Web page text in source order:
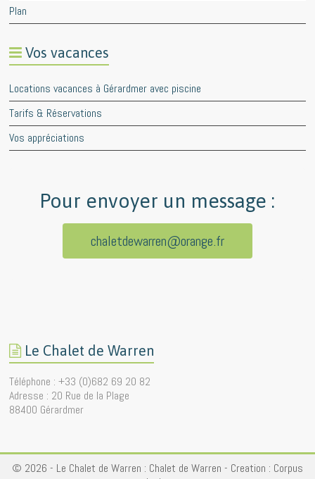
Plan
Vos vacances
Locations vacances à Gérardmer avec piscine
Tarifs & Réservations
Vos appréciations
Pour envoyer un message :
chaletdewarren@orange.fr
Le Chalet de Warren
Téléphone : +33 (0)682 69 20 82
Adresse : 20 Rue de la Plage
88400 Gérardmer
© 2026 - Le Chalet de Warren : Chalet de Warren - Creation : Corpus